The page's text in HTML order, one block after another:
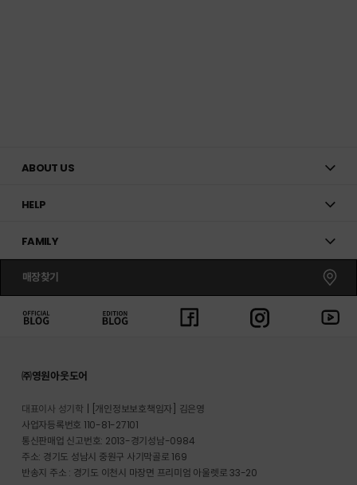
ABOUT US
HELP
FAMILY
매장찾기
㈜영원아웃도어
대표이사 성기학
[개인정보보호책임자] 김은영
사업자등록번호 110-81-27101
통신판매업 신고번호: 2013-경기성남-0984
주소: 경기도 성남시 중원구 사기막골로 169
반송지 주소 : 경기도 이천시 마장면 프리미엄 아울렛로 33-20